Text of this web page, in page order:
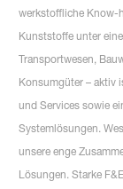
werkstoffliche Know-
Kunststoffe unter
Transportwesen,
Konsumgüter – aktiv
und Services sowie
Systemlösungen.
unsere enge
Lösungen. Starke